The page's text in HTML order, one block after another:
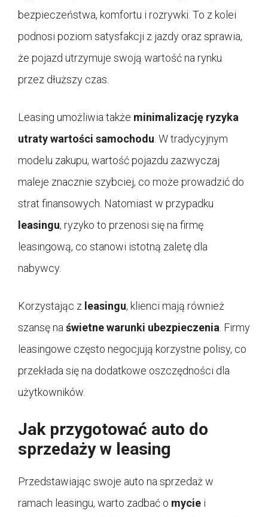
bezpieczeństwa, komfortu i rozrywki. To z kolei
podnosi poziom satysfakcji z jazdy oraz sprawia,
że pojazd utrzymuje swoją wartość na rynku
przez dłuższy czas.
Leasing umożliwia także minimalizację ryzyka
utraty wartości samochodu . W tradycyjnym
modelu zakupu, wartość pojazdu zazwyczaj
maleje znacznie szybciej, co może prowadzić do
strat finansowych. Natomiast w przypadku
leasingu, ryzyko to przenosi się na firmę
leasingową, co stanowi istotną zaletę dla
nabywcy.
Korzystając z leasingu, klienci mają również
szansę na świetne warunki ubezpieczenia . Firmy
leasingowe często negocjują korzystne polisy, co
przekłada się na dodatkowe oszczędności dla
użytkowników.
Jak przygotować auto do
sprzedaży w leasing
Przedstawiając swoje auto na sprzedaż w
ramach leasingu, warto zadbać o mycie i